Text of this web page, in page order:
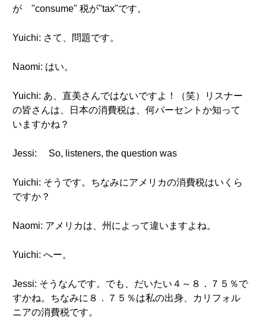
が "consume" 税が"tax"です。
Yuichi: さて、問題です。
Naomi: はい。
Yuichi: あ、直美さんではないですよ！（笑）リスナー
の皆さんは、日本の消費税は、何パーセントか知って
いますかね？
Jessi: So, listeners, the question was
Yuichi: そうです。ちなみにアメリカの消費税はいくら
ですか？
Naomi: アメリカは、州によって違いますよね。
Yuichi: へー。
Jessi: そうなんです。でも、だいたい４～８．７５％で
すかね。ちなみに８．７５％は私の出身、カリフォル
ニアの消費税です。